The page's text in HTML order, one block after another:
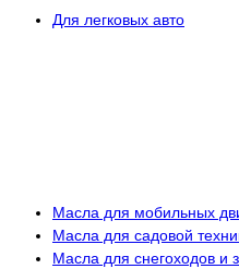
Для легковых авто
Масла для мобильных
Масла для садовой
Масла для снегоходов и